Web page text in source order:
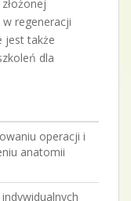
regeneracji
jest także
dla
operacji i
anatomii